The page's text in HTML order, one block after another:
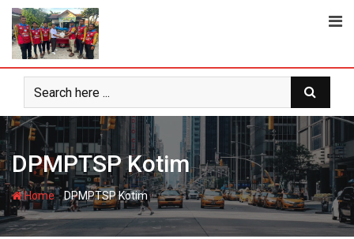
Skip
content
DPMPTSP Kotim
Home-DPMPTSP Kotim